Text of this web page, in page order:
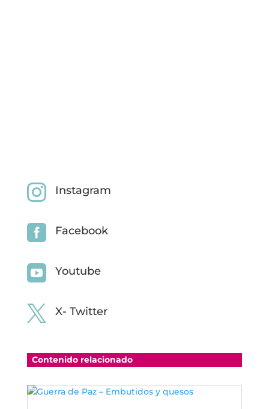
 Instagram
 Facebook
 Youtube
 X- Twitter
Contenido relacionado